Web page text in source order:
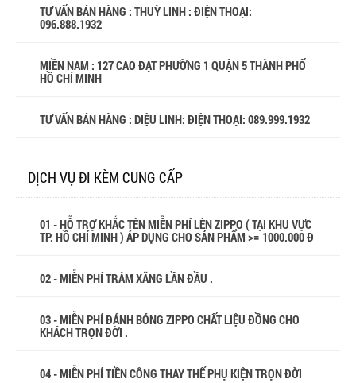
TƯ VẤN BÁN HÀNG : THUỲ LINH : ĐIỆN THOẠI:
096.888.1932
MIỀN NAM : 127 CAO ĐẠT PHƯỜNG 1 QUẬN 5 THÀNH PHỐ
HỒ CHÍ MINH
TƯ VẤN BÁN HÀNG : DIỆU LINH: ĐIỆN THOẠI: 089.999.1932
DỊCH VỤ ĐI KÈM CUNG CẤP
01 - HỖ TRỢ KHẮC TÊN MIỄN PHÍ LÊN ZIPPO ( TẠI KHU VỰC
TP. HỒ CHÍ MINH ) ÁP DỤNG CHO SẢN PHẨM >= 1000.000 Đ
02 - MIỄN PHÍ TRÂM XĂNG LẦN ĐẦU .
03 - MIỄN PHÍ ĐÁNH BÓNG ZIPPO CHẤT LIỆU ĐỒNG CHO
KHÁCH TRỌN ĐỜI .
04 - MIỄN PHÍ TIỀN CÔNG THAY THẾ PHỤ KIỆN TRỌN ĐỜI